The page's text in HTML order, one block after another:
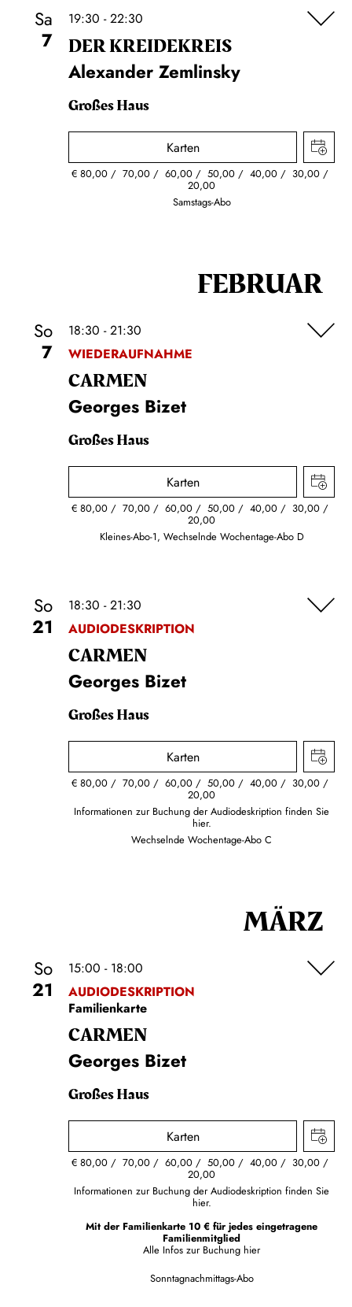
Sa
7
19:30 - 22:30
DER KREIDE­KREIS
Alexander Zemlinsky
Großes Haus
Karten
€80,00 70,00 60,00 50,00 40,00 30,00
20,00
Samstags-Abo
FEBRUAR
So
7
18:30 - 21:30
WIEDERAUFNAHME
CARMEN
Georges Bizet
Großes Haus
Karten
€80,00 70,00 60,00 50,00 40,00 30,00
20,00
Kleines-Abo-1, Wechselnde Wochentage-Abo D
So
21
18:30 - 21:30
AUDIODESKRIPTION
CARMEN
Georges Bizet
Großes Haus
Karten
€80,00 70,00 60,00 50,00 40,00 30,00
20,00
Informationen zur Buchung der Audiodeskription finden Sie
hier.
Wechselnde Wochentage-Abo C
MÄRZ
So
21
15:00 - 18:00
AUDIODESKRIPTION
Familienkarte
CARMEN
Georges Bizet
Großes Haus
Karten
€80,00 70,00 60,00 50,00 40,00 30,00
20,00
Informationen zur Buchung der Audiodeskription finden Sie
hier.
Mit der Familienkarte 10 € für jedes eingetragene
Familienmitglied
Alle Infos zur Buchung hier
Sonntagnachmittags-Abo